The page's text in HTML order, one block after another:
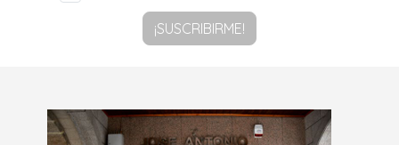
¡SUSCRIBIRME!